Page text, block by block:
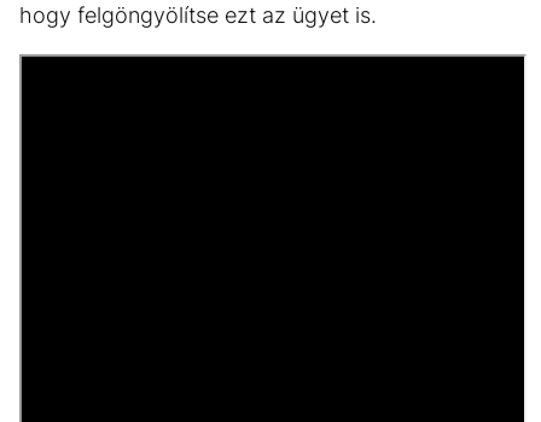
hogy felgöngyölítse ezt az ügyet is.